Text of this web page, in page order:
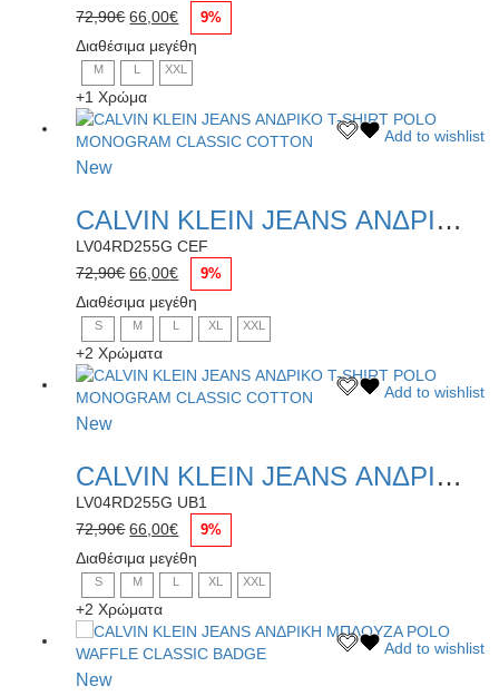
στη
σελίδα
72,90€ Original
was:
72,90€.
66,00€Η
τρέχουσα
τιμή
είναι:
9%
Διαθέσιμα μεγέθη
M L XXL
+1 Χρώμα
New
Αυτό
πολλαπλές
στη
σελίδα
Add to wishlist
CALVIN KLEIN JEANS ΑΝΔΡΙΚΟ T-SHIRT POLO MONOGRAM CLASSIC COTTON
LV04RD255G CEF
72,90€ Original
was:
72,90€.
66,00€Η
τρέχουσα
τιμή
είναι:
9%
Διαθέσιμα μεγέθη
S M L XL XXL
+2 Χρώματα
New
Αυτό
πολλαπλές
στη
σελίδα
Add to wishlist
CALVIN KLEIN JEANS ΑΝΔΡΙΚΟ T-SHIRT POLO MONOGRAM CLASSIC COTTON
LV04RD255G UB1
72,90€ Original
was:
72,90€.
66,00€Η
τρέχουσα
τιμή
είναι:
9%
Διαθέσιμα μεγέθη
S M L XL XXL
+2 Χρώματα
New
Αυτό
Add to wishlist